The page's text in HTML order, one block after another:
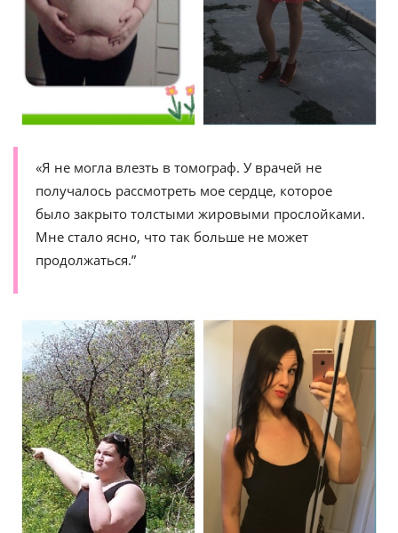
«Я не могла влезть в томограф. У врачей не
получалось рассмотреть мое сердце, которое
было закрыто толстыми жировыми прослойками.
Мне стало ясно, что так больше не может
продолжаться.”